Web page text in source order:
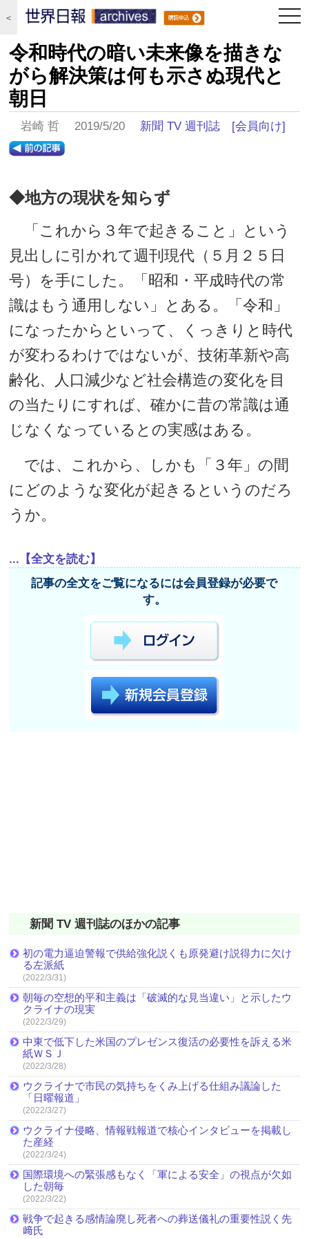
＜
令和時代の暗い未来像を描きな
がら解決策は何も示さぬ現代と
朝日
岩崎 哲 2019/5/20 新聞 TV 週刊誌 [会員向け]
◆地方の現状を知らず
「これから３年で起きること」という
見出しに引かれて週刊現代（５月２５日
号）を手にした。「昭和・平成時代の常
識はもう通用しない」とある。「令和」
になったからといって、くっきりと時代
が変わるわけではないが、技術革新や高
齢化、人口減少など社会構造の変化を目
の当たりにすれば、確かに昔の常識は通
じなくなっているとの実感はある。
では、これから、しかも「３年」の間
にどのような変化が起きるというのだろ
うか。
...【全文を読む】
記事の全文をご覧になるには会員登録が必要で
す。
新聞 TV 週刊誌のほかの記事
初の電力逼迫警報で供給強化説くも原発避け説得力に欠け
る左派紙
(2022/3/31)
朝毎の空想的平和主義は「破滅的な見当違い」と示したウ
クライナの現実
(2022/3/29)
中東で低下した米国のプレゼンス復活の必要性を訴える米
紙ＷＳＪ
(2022/3/28)
ウクライナで市民の気持ちをくみ上げる仕組み議論した
「日曜報道」
(2022/3/27)
ウクライナ侵略、情報戦報道で核心インタビューを掲載し
た産経
(2022/3/24)
国際環境への緊張感もなく「軍による安全」の視点が欠如
した朝毎
(2022/3/22)
戦争で起きる感情論廃し死者への葬送儀礼の重要性説く先
﨑氏